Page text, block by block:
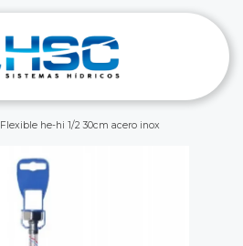
Flexible he-hi 1/2 30cm acero inox